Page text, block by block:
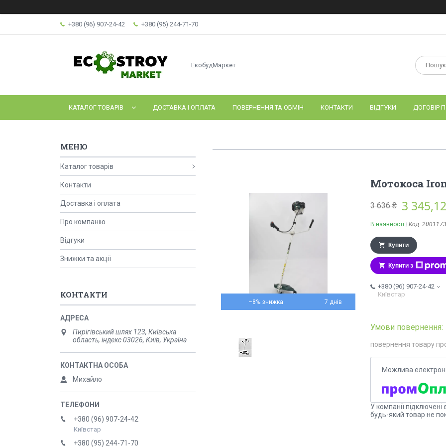
+380 (96) 907-24-42 +380 (95) 244-71-70
ЕкобудМаркет
КАТАЛОГ ТОВАРІВ ДОСТАВКА І ОПЛАТА ПОВЕРНЕННЯ ТА ОБМІН КОНТАКТИ ВІДГУКИ ДОГОВІР
–8% 7 днів
Мотокоса
3 636 ₴ 3
В наявності Код: 2001173
Купити
Купити з
+380 (96) 907-24-42
Київстар
повернення товару
У компанії
будь-який товар не
Каталог товарів
Контакти
Доставка і оплата
Про компанію
Відгуки
Знижки та акції
КОНТАКТИ
Пирігівський шлях 123, Київська
область, індекс 03026, Київ, Україна
Михайло
+380 (96) 907-24-42
Київстар
+380 (95) 244-71-70